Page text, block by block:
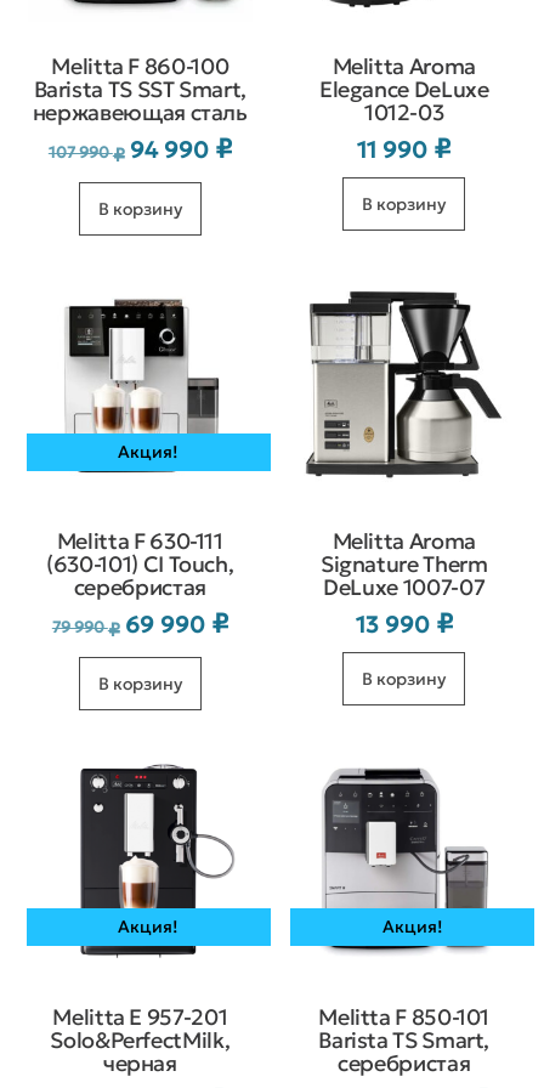
Melitta F 860-100
Barista TS SST Smart,
нержавеющая сталь
107 990₽ Первоначальная
цена
составляла
94 990 ₽Текущая
В корзину
Melittа Aroma
Elegance DeLuxe
1012-03
11 990 ₽
В корзину
Акция!
Melitta F 630-111
(630-101) CI Touch,
серебристая
79 990₽ Первоначальная
цена
составляла
69 990 ₽Текущая
В корзину
Melitta Aroma
Signature Therm
DeLuxe 1007-07
13 990 ₽
В корзину
Акция!
Melitta Е 957-201
Solo&PerfectMilk,
черная
Акция!
Melitta F 850-101
Barista TS Smart,
серебристая